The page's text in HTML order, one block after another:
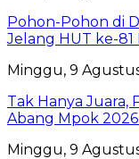
Pohon-Pohon di
Jelang HUT ke-81
Minggu, 9
Tak Hanya Juara,
Abang Mpok
Minggu, 9